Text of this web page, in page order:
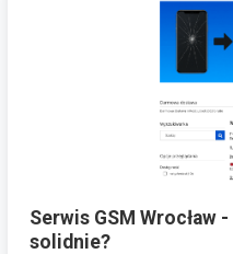
Serwis GSM
solidnie?